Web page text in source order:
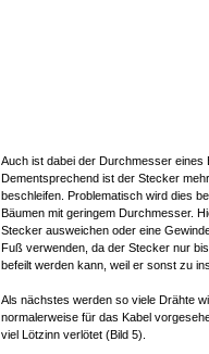
Auch ist dabei der Durchmesser eines
Dementsprechend ist der Stecker
beschleifen. Problematisch wird dies
Bäumen mit geringem Durchmesser.
Stecker ausweichen oder eine
Fuß verwenden, da der Stecker nur
befeilt werden kann, weil er sonst zu
Als nächstes werden so viele Drähte
normalerweise für das Kabel
viel Lötzinn verlötet (Bild 5).